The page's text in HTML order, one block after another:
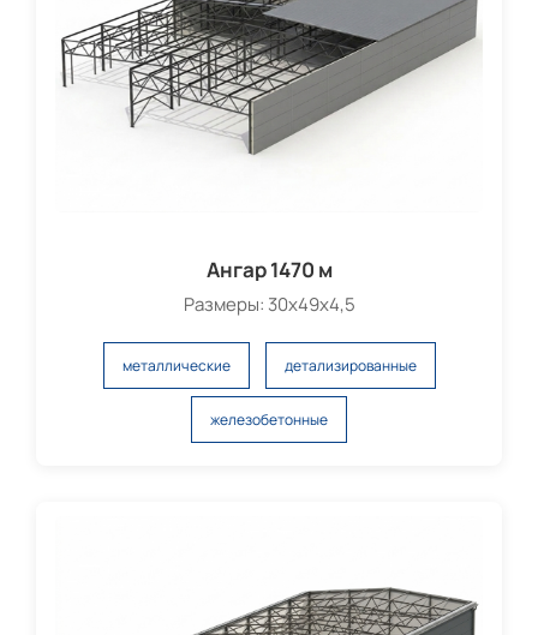
Ангар 1470 м
Размеры: 30х49х4,5
металлические детализированные
железобетонные